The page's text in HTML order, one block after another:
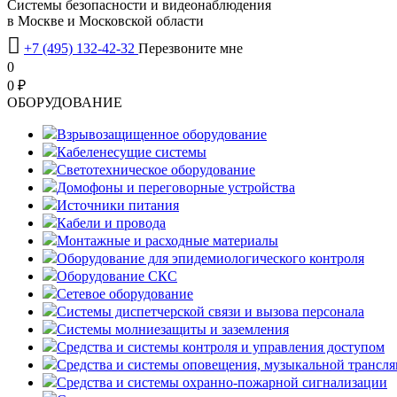
Системы безопасности и видеонаблюдения
в Москве и Московской области
 +7 (495) 132-42-32 Перезвоните мне
0
0 ₽
OБОРУДОВАНИЕ
Взрывозащищенное оборудование
Кабеленесущие системы
Светотехническое оборудование
Домофоны и переговорные устройства
Источники питания
Кабели и провода
Монтажные и расходные материалы
Оборудование для эпидемиологического контроля
Оборудование СКС
Сетевое оборудование
Системы диспетчерской связи и вызова персонала
Системы молниезащиты и заземления
Средства и системы контроля и управления доступом
Средства и системы оповещения, музыкальной
Средства и системы охранно-пожарной сигнализации